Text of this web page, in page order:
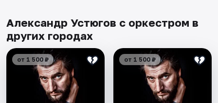
Александр Устюгов с оркестром в
других городах
от 1 500 ₽ от 1 500 ₽